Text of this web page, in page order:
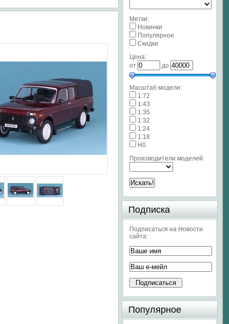
Метки:
Новинки
Популярное
Скидки
Цена:
от
до
Масштаб модели:
1:72
1:43
1:35
1:32
1:24
1:18
H0
Производители моделей:
Подписка
Подписаться на Новости
сайта:
Популярное